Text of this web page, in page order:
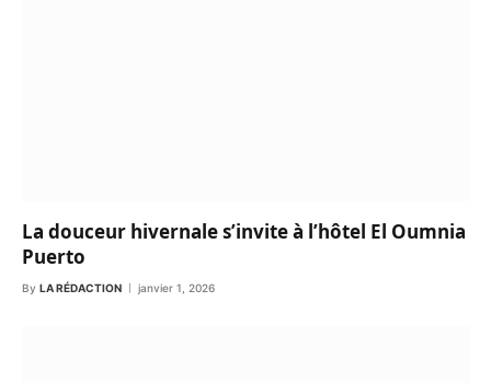
La douceur hivernale s’invite à l’hôtel El Oumnia
Puerto
By LA RÉDACTION janvier 1, 2026